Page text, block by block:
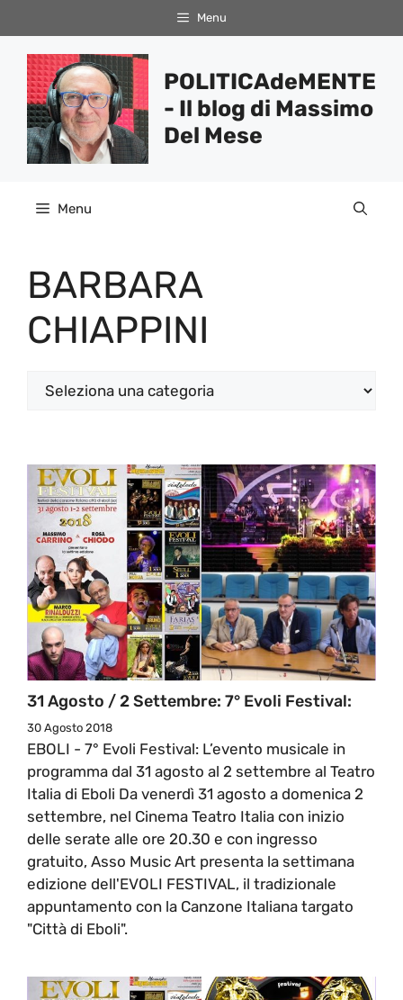
al
contenuto
Menu
POLITICAdeMENTE
- Il blog di Massimo
Del Mese
Menu
BARBARA
CHIAPPINI
Categorie
31 Agosto / 2 Settembre: 7° Evoli Festival:
30 Agosto 2018
EBOLI - 7° Evoli Festival: L’evento musicale in
programma dal 31 agosto al 2 settembre al Teatro
Italia di Eboli Da venerdì 31 agosto a domenica 2
settembre, nel Cinema Teatro Italia con inizio
delle serate alle ore 20.30 e con ingresso
gratuito, Asso Music Art presenta la settimana
edizione dell'EVOLI FESTIVAL, il tradizionale
appuntamento con la Canzone Italiana targato
"Città di Eboli".